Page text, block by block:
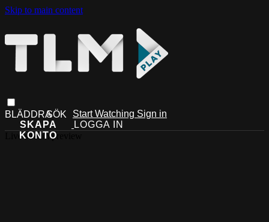
Skip to main content
Start Watching Sign in
Live stream preview